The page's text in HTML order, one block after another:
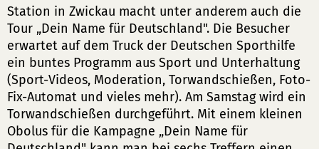
Station in Zwickau macht unter anderem auch die
Tour „Dein Name für Deutschland". Die Besucher
erwartet auf dem Truck der Deutschen Sporthilfe
ein buntes Programm aus Sport und Unterhaltung
(Sport-Videos, Moderation, Torwandschießen, Foto-
Fix-Automat und vieles mehr). Am Samstag wird ein
Torwandschießen durchgeführt. Mit einem kleinen
Obolus für die Kampagne „Dein Name für